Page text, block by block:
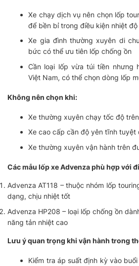
Xe chạy dịch vụ nên chọn lốp
để bền bỉ trong điều kiện nhiệt độ
Xe gia đình thường xuyên di
bức có thể ưu tiên lốp chống ồn
Cần loại lốp vừa túi tiền nhưng
Việt Nam, có thể chọn dòng lốp
Không nên chọn khi:
Xe thường xuyên chạy tốc độ
Xe cao cấp cần độ yên tĩnh tuyệt
Xe thường xuyên vận hành trên
Các mẫu lốp xe Advenza phù hợp với
Advenza AT118 – thuộc nhóm lốp
dạng, chịu nhiệt tốt
Advenza HP208 – loại lốp chống ồn
năng tản nhiệt cao
Lưu ý quan trọng khi vận hành trong
Kiểm tra áp suất định kỳ vào